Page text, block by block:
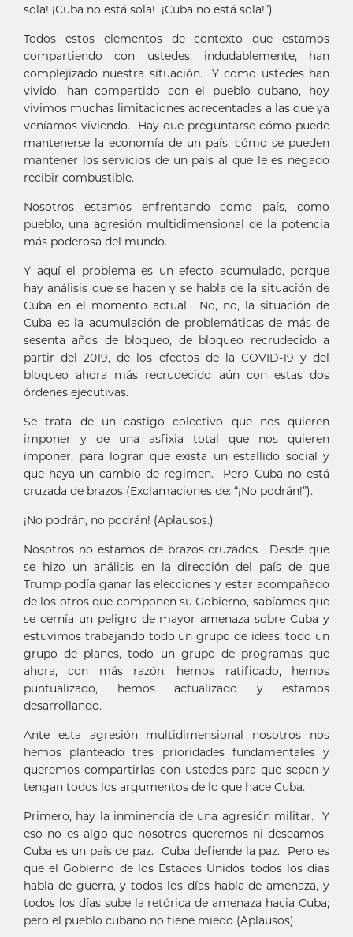
sola! ¡Cuba no está sola! ¡Cuba no está sola!”)
Todos estos elementos de contexto que estamos
compartiendo con ustedes, indudablemente, han
complejizado nuestra situación. Y como ustedes han
vivido, han compartido con el pueblo cubano, hoy
vivimos muchas limitaciones acrecentadas a las que ya
veníamos viviendo. Hay que preguntarse cómo puede
mantenerse la economía de un país, cómo se pueden
mantener los servicios de un país al que le es negado
recibir combustible.
Nosotros estamos enfrentando como país, como
pueblo, una agresión multidimensional de la potencia
más poderosa del mundo.
Y aquí el problema es un efecto acumulado, porque
hay análisis que se hacen y se habla de la situación de
Cuba en el momento actual. No, no, la situación de
Cuba es la acumulación de problemáticas de más de
sesenta años de bloqueo, de bloqueo recrudecido a
partir del 2019, de los efectos de la COVID-19 y del
bloqueo ahora más recrudecido aún con estas dos
órdenes ejecutivas.
Se trata de un castigo colectivo que nos quieren
imponer y de una asfixia total que nos quieren
imponer, para lograr que exista un estallido social y
que haya un cambio de régimen. Pero Cuba no está
cruzada de brazos (Exclamaciones de: “¡No podrán!”).
¡No podrán, no podrán! (Aplausos.)
Nosotros no estamos de brazos cruzados. Desde que
se hizo un análisis en la dirección del país de que
Trump podía ganar las elecciones y estar acompañado
de los otros que componen su Gobierno, sabíamos que
se cernía un peligro de mayor amenaza sobre Cuba y
estuvimos trabajando todo un grupo de ideas, todo un
grupo de planes, todo un grupo de programas que
ahora, con más razón, hemos ratificado, hemos
puntualizado, hemos actualizado y estamos
desarrollando.
Ante esta agresión multidimensional nosotros nos
hemos planteado tres prioridades fundamentales y
queremos compartirlas con ustedes para que sepan y
tengan todos los argumentos de lo que hace Cuba.
Primero, hay la inminencia de una agresión militar. Y
eso no es algo que nosotros queremos ni deseamos.
Cuba es un país de paz. Cuba defiende la paz. Pero es
que el Gobierno de los Estados Unidos todos los días
habla de guerra, y todos los días habla de amenaza, y
todos los días sube la retórica de amenaza hacia Cuba;
pero el pueblo cubano no tiene miedo (Aplausos).